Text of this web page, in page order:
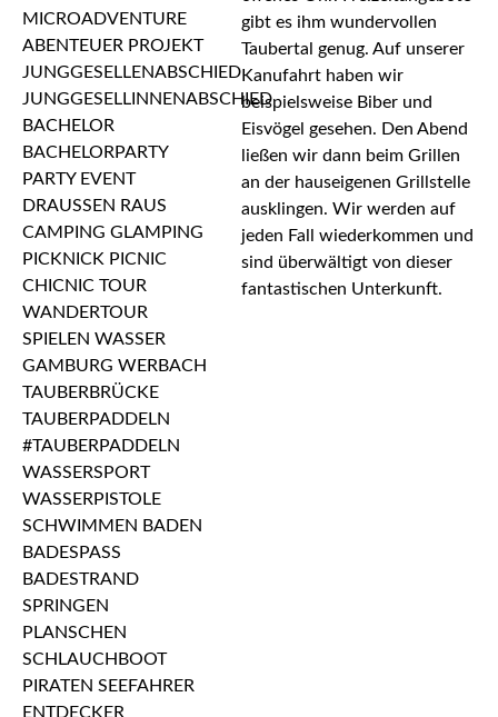
gibt es ihm wundervollen
Taubertal genug. Auf unserer
Kanufahrt haben wir
beispielsweise Biber und
Eisvögel gesehen. Den Abend
ließen wir dann beim Grillen
an der hauseigenen Grillstelle
ausklingen. Wir werden auf
jeden Fall wiederkommen und
sind überwältigt von dieser
fantastischen Unterkunft.